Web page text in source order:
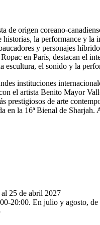
de origen coreano-
historias, la performance y
y personajes
en París, destacan el
escultura, el sonido y la
instituciones
el artista Benito Mayor
prestigiosos de arte
en la 16ª Bienal de
25 de abril 2027
20:00. En julio y agosto,